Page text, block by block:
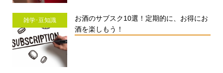
雑学･豆知識
お酒のサブスク10選！定期的に、お得にお
酒を楽しもう！